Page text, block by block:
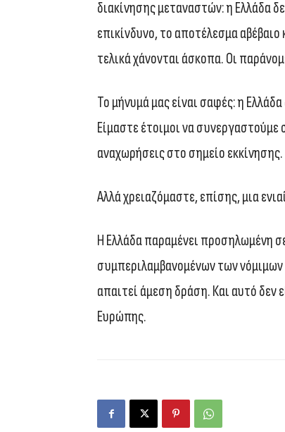
διακίνησης μεταναστών: η Ελλάδα
επικίνδυνο, το αποτέλεσμα
τελικά χάνονται άσκοπα. Οι
Το μήνυμά μας είναι σαφές: η
Είμαστε έτοιμοι να συνεργαστούμε
αναχωρήσεις στο σημείο εκκίνησης.
Αλλά χρειαζόμαστε, επίσης, μια
Η Ελλάδα παραμένει προσηλωμένη
συμπεριλαμβανομένων των
απαιτεί άμεση δράση. Και αυτό δεν
Ευρώπης.